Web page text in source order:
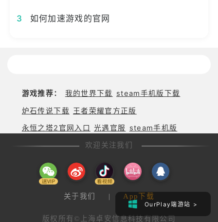
3 如何加速游戏的官网
游戏推荐： 我的世界下载 steam手机版下载
炉石传说下载 王者荣耀官方正版
永恒之塔2官网入口
光遇官服
steam手机版
欢迎关注我们
关于我们 | App下载
版权所有©上海卓安信息科技有限公司
OurPlay端游站 >